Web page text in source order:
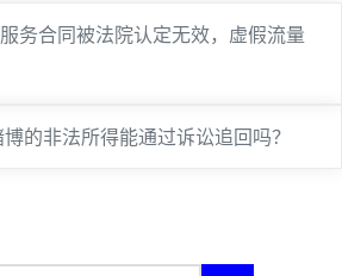
服务合同被法院认定无效，虚假流量
博的非法所得能通过诉讼追回吗？